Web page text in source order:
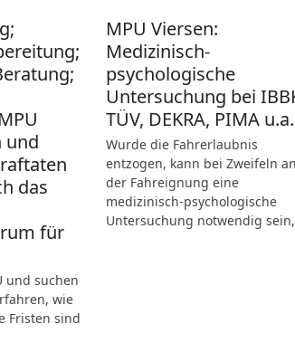
und
das
für
und suchen
wie
Fristen sind
MPU Viersen:
Medizinisch-
psychologische
Untersuchung bei
TÜV, DEKRA, PIMA u.a.
Wurde die Fahrerlaubnis
entzogen, kann bei Zweifeln an
der Fahreignung eine
medizinisch-psychologische
Untersuchung notwendig